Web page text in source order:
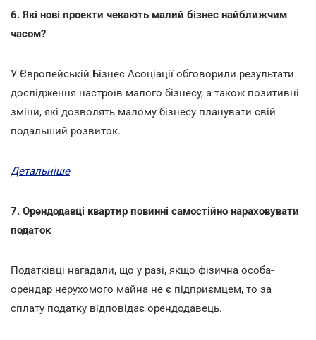
6. Які нові проекти чекають малий бізнес найближчим
часом?
У Європейській Бізнес Асоціації обговорили результати
дослідження настроїв малого бізнесу, а також позитивні
зміни, які дозволять малому бізнесу планувати свій
подальший розвиток.
Детальніше
7. Орендодавці квартир повинні самостійно нараховувати
податок
Податківці нагадали, що у разі, якщо фізична особа-
орендар нерухомого майна не є підприємцем, то за
сплату податку відповідає орендодавець.